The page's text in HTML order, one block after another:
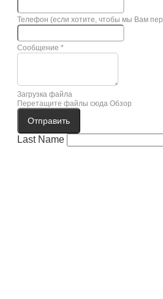
Телефон (если хотите, чтобы мы Вам
Сообщение *
Загрузка файла
Перетащите файлы сюда Обзор
Отправить
Last Name